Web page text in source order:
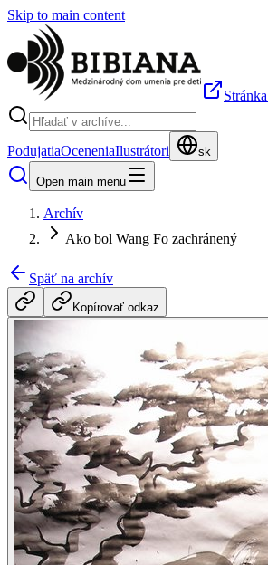
Skip to main content
PodujatiaOceneniaIlustrátori sk
Open main menu
Archív
Ako bol Wang Fo zachránený
Späť na archív
Kopírovať odkaz